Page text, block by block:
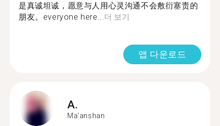
是真诚坦诚，愿意与人用心灵沟通不会敷衍塞责的
朋友。everyone here... 더 보기
앱 다운로드
A.
Ma'anshan